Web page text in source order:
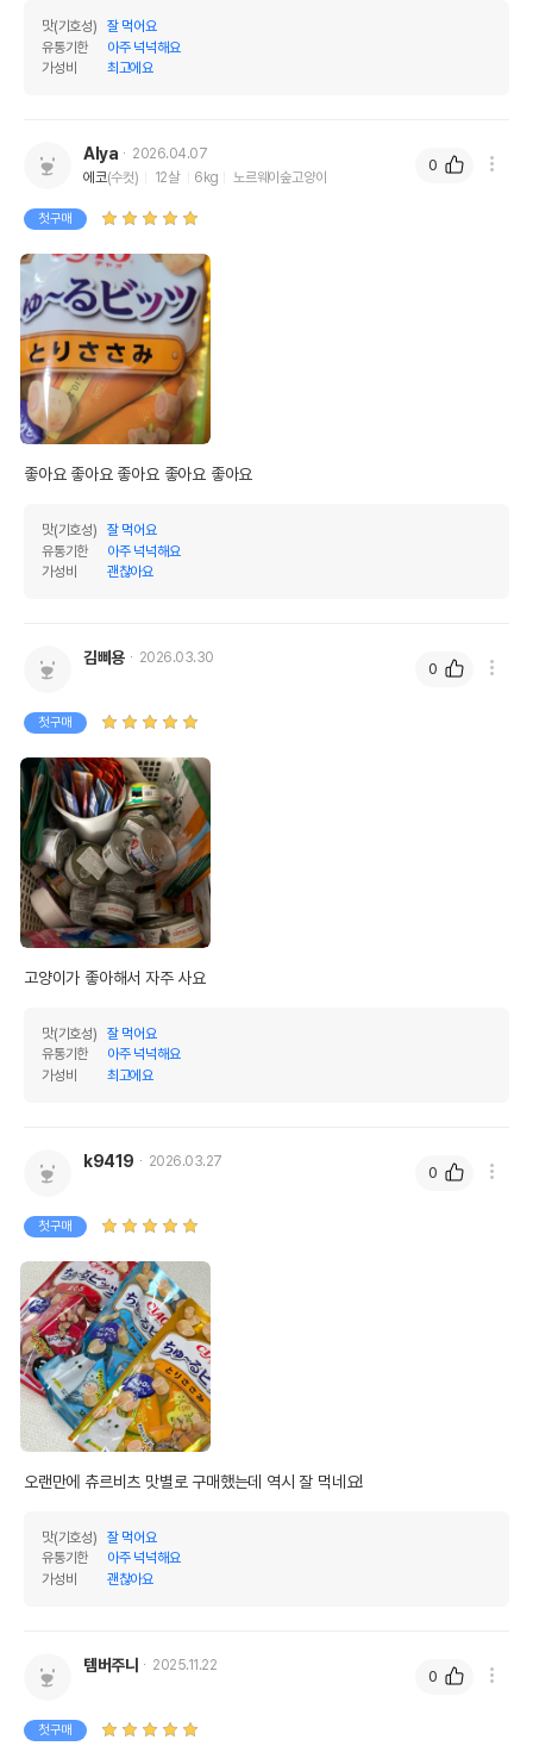
맛(기호성)
잘 먹어요
유통기한
아주 넉넉해요
가성비
최고에요
Alya
2026.04.07
에코(수컷) 12살 6kg 노르웨이숲고양이
첫구매
좋아요 좋아요 좋아요 좋아요 좋아요
맛(기호성)
잘 먹어요
유통기한
아주 넉넉해요
가성비
괜찮아요
0
김삐용 2026.03.30
첫구매
고양이가 좋아해서 자주 사요
맛(기호성)
잘 먹어요
유통기한
아주 넉넉해요
가성비
최고에요
0
k9419 2026.03.27
첫구매
오랜만에 츄르비츠 맛별로 구매했는데 역시 잘 먹네요!
맛(기호성)
잘 먹어요
유통기한
아주 넉넉해요
가성비
괜찮아요
0
템버주니 2025.11.22
첫구매
0